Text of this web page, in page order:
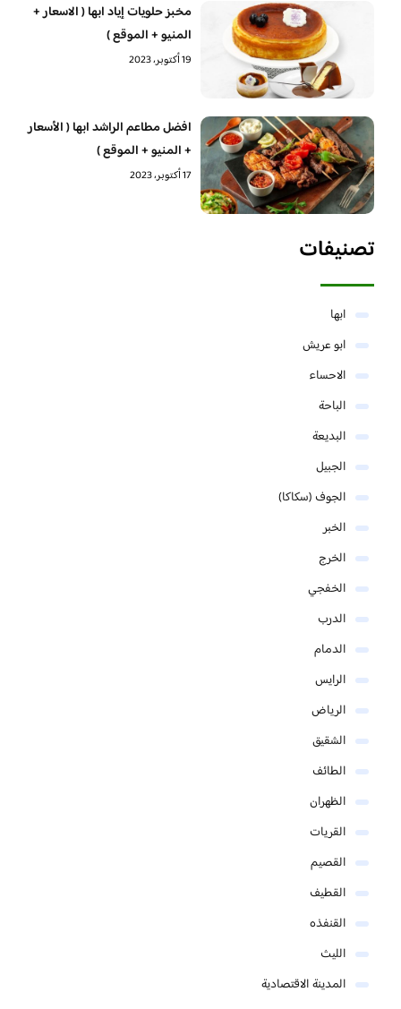
مخبز حلويات إياد ابها ( الاسعار +
المنيو + الموقع )
19 أكتوبر، 2023
افضل مطاعم الراشد ابها ( الأسعار
+ المنيو + الموقع )
17 أكتوبر، 2023
تصنيفات
ابها
ابو عريش
الاحساء
الباحة
البديعة
الجبيل
الجوف (سكاكا)
الخبر
الخرج
الخفجي
الدرب
الدمام
الرايس
الرياض
الشقيق
الطائف
الظهران
القريات
القصيم
القطيف
القنفذه
الليث
المدينة الاقتصادية